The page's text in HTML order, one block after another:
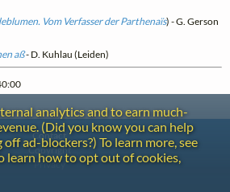
Vom Verfasser der Parthenaïs) - G. Gerson
aß- D. Kuhlau (Leiden)
analytics and to earn much-
(Did you know you can help
ad-blockers?) To learn more, see
learn how to opt out of cookies,
Contact
Copyright
Privacy